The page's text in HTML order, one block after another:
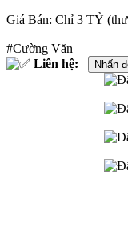
Giá Bán: Chỉ 3 TỶ
#Cường Văn
Liên hệ:
Nhấn